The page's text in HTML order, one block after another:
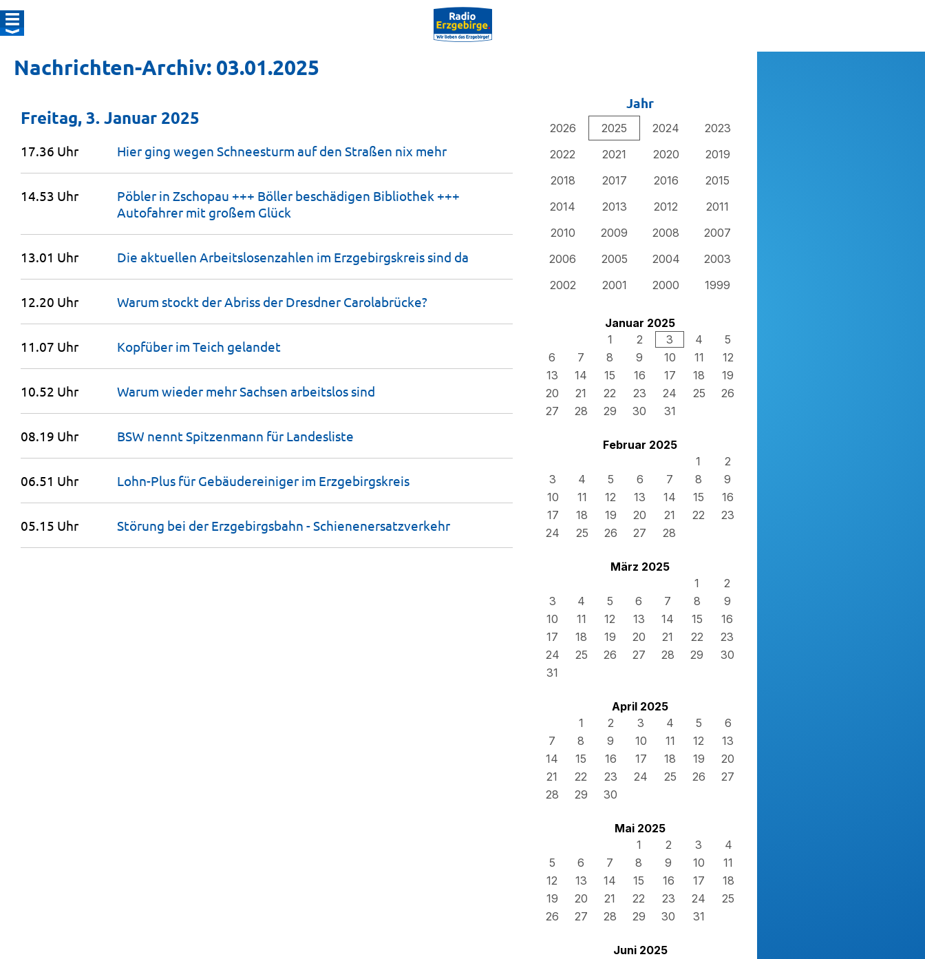
Nachrichten-Archiv: 03.01.2025
Jahr
2026 2025 2024
2023
2022
2021 2020
2019
2018
2017 2016
2015
2014
2013 2012
2011
2010
2009 2008
2007
2006
2005 2004
2003
2002
2001 2000 1999
Januar 2025
1
2 3 4
5
6
7 8 9 10 11
12
13
14 15 16 17 18
19
20
21 22 23 24 25
26
27
28 29 30 31
Februar 2025
1
2
3
4 5 6 7 8
9
10
11 12 13 14 15
16
17
18 19 20 21 22
23
24
25 26 27 28
März 2025
1
2
3
4 5 6 7 8
9
10
11 12 13 14 15
16
17
18 19 20 21 22
23
24
25 26 27 28 29
30
31
April 2025
1
2 3 4 5
6
7
8 9 10 11 12
13
14
15 16 17 18 19
20
21
22 23 24 25 26
27
28
29 30
Mai 2025
1
2 3
4
5
6 7 8 9 10
11
12
13 14 15 16 17
18
19
20 21 22 23 24
25
26
27 28 29 30 31
Juni 2025
Freitag, 3. Januar 2025
17.36 Uhr Hier ging wegen Schneesturm auf den Straßen nix mehr
14.53 Uhr
Pöbler in Zschopau +++ Böller beschädigen Bibliothek +++
Autofahrer mit großem Glück
13.01 Uhr Die aktuellen Arbeitslosenzahlen im Erzgebirgskreis sind da
12.20 Uhr Warum stockt der Abriss der Dresdner Carolabrücke?
11.07 Uhr Kopfüber im Teich gelandet
10.52 Uhr Warum wieder mehr Sachsen arbeitslos sind
08.19 Uhr BSW nennt Spitzenmann für Landesliste
06.51 Uhr Lohn-Plus für Gebäudereiniger im Erzgebirgskreis
05.15 Uhr Störung bei der Erzgebirgsbahn -Schienenersatzverkehr